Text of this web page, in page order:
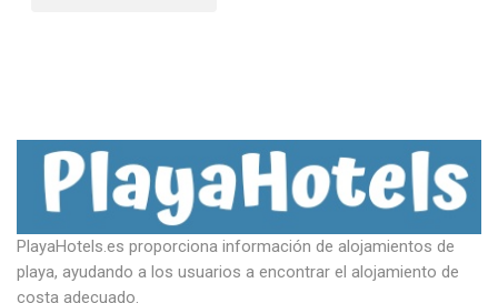
PlayaHotels.es proporciona información de alojamientos de
playa, ayudando a los usuarios a encontrar el alojamiento de
costa adecuado.